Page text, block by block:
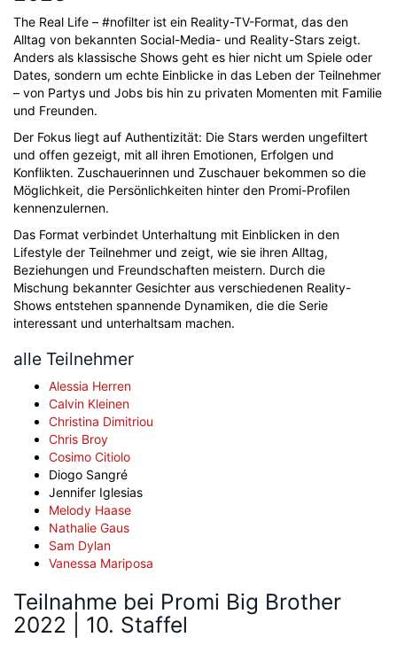
The Real Life – #nofilter ist ein Reality-TV-Format, das den
Alltag von bekannten Social-Media- und Reality-Stars zeigt.
Anders als klassische Shows geht es hier nicht um Spiele oder
Dates, sondern um echte Einblicke in das Leben der Teilnehmer
– von Partys und Jobs bis hin zu privaten Momenten mit Familie
und Freunden.
Der Fokus liegt auf Authentizität: Die Stars werden ungefiltert
und offen gezeigt, mit all ihren Emotionen, Erfolgen und
Konflikten. Zuschauerinnen und Zuschauer bekommen so die
Möglichkeit, die Persönlichkeiten hinter den Promi-Profilen
kennenzulernen.
Das Format verbindet Unterhaltung mit Einblicken in den
Lifestyle der Teilnehmer und zeigt, wie sie ihren Alltag,
Beziehungen und Freundschaften meistern. Durch die
Mischung bekannter Gesichter aus verschiedenen Reality-
Shows entstehen spannende Dynamiken, die die Serie
interessant und unterhaltsam machen.
alle Teilnehmer
Alessia Herren
Calvin Kleinen
Christina Dimitriou
Chris Broy
Cosimo Citiolo
Diogo Sangré
Jennifer Iglesias
Melody Haase
Nathalie Gaus
Sam Dylan
Vanessa Mariposa
Teilnahme bei Promi Big Brother
2022 | 10. Staffel